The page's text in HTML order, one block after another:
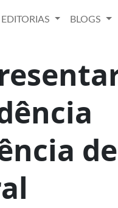
EDITORIAS BLOGS
de